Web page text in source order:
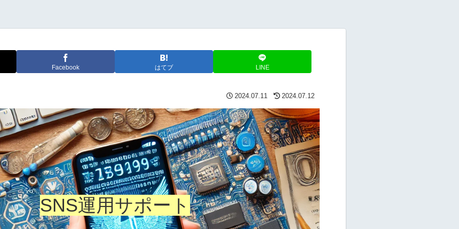
Facebook はてブ LINE
2024.07.11 2024.07.12
SNS運用サポート